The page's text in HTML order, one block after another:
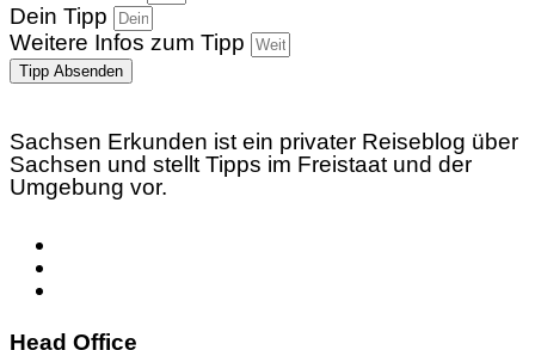
Dein Tipp
Weitere Infos zum Tipp
Tipp Absenden
Sachsen Erkunden ist ein privater Reiseblog über
Sachsen und stellt Tipps im Freistaat und der
Umgebung vor.
Head Office